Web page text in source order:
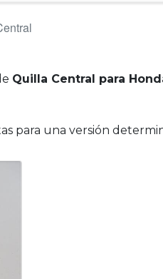
Quilla Central para
para una versión